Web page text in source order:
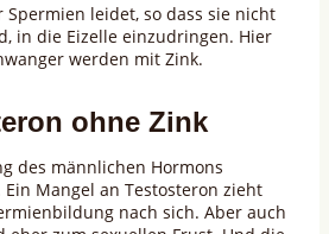
leidet, so dass sie nicht
in die Eizelle einzudringen. Hier
werden mit Zink.
ohne Zink
des männlichen Hormons
Mangel an Testosteron zieht
nach sich. Aber auch